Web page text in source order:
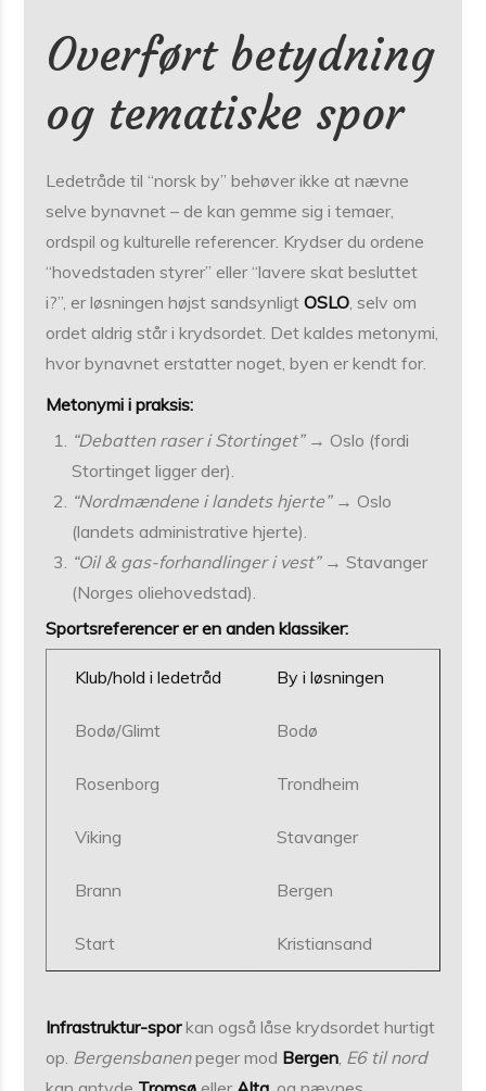
Overført betydning
og tematiske spor
Ledetråde til “norsk by” behøver ikke at nævne
selve bynavnet – de kan gemme sig i temaer,
ordspil og kulturelle referencer. Krydser du ordene
“hovedstaden styrer” eller “lavere skat besluttet
i?”, er løsningen højst sandsynligtOSLO, selv om
ordet aldrig står i krydsordet. Det kaldes metonymi,
hvor bynavnet erstatter noget, byen er kendt for.
Metonymi i praksis:
“Debatten raser i Stortinget”→ Oslo (fordi
Stortinget ligger der).
“Nordmændene i landets hjerte”→ Oslo
(landets administrative hjerte).
“Oil & gas-forhandlinger i vest”→ Stavanger
(Norges oliehovedstad).
Sportsreferencer er en anden klassiker:
Klub/hold i ledetråd By i løsningen
Bodø/Glimt Bodø
Rosenborg Trondheim
Viking Stavanger
Brann Bergen
Start Kristiansand
Infrastruktur-sporkan også låse krydsordet hurtigt
op. Bergensbanenpeger mod Bergen, E6 til nord